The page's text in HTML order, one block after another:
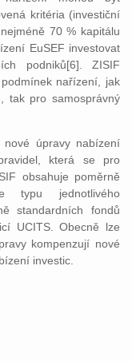
kritéria (investiční
70 % kapitálu
EuSEF investovat
podniků[6]. ZISIF
nařízení, jak
tak pro samosprávný
nové úpravy nabízení
která se pro
obsahuje poměrně
typu jednotlivého
standardních fondů
UCITS. Obecně lze
kompenzují nové
investic.